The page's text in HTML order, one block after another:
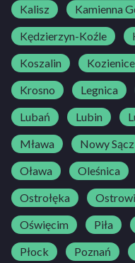
Kalisz
Kamienna
Kędzierzyn-Koźle
Koszalin
Kozienice
Krosno
Legnica
Lubań
Lubin
Mława
Nowy Sącz
Oława
Oleśnica
Ostrołęka
Oświęcim
Piła
Płock
Poznań